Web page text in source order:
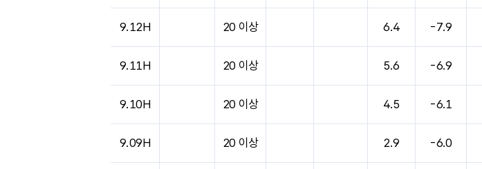
9.12H 20 이상 6.4 -7.9
9.11H 20 이상 5.6 -6.9
9.10H 20 이상 4.5 -6.1
9.09H 20 이상 2.9 -6.0